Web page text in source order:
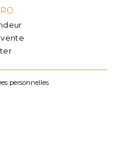
personnelles